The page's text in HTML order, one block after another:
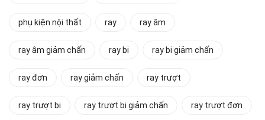
phụ kiện nội thất ray ray âm
ray âm giảm chấn ray bi ray bi giảm chấn
ray đơn ray giảm chấn ray trượt
ray trượt bi ray trượt bi giảm chấn ray trượt đơn